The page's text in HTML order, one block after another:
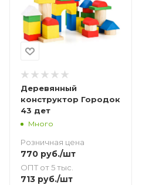
Деревянный
конструктор Городок
43 дет
Много
Розничная цена
770 руб./шт
ОПТ от 5 тыс.
713 руб./шт